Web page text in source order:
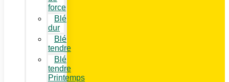
force
Blé
dur
Blé
tendre
Blé
tendre
Printemps